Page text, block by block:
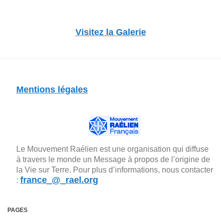
Visitez la Galerie
Mentions légales
Le Mouvement Raélien est une organisation qui diffuse
à travers le monde un Message à propos de l’origine de
la Vie sur Terre. Pour plus d’informations, nous contacter
: france_@_rael.org
PAGES